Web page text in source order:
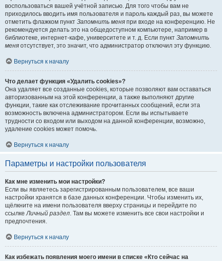
воспользоваться вашей учётной записью. Для того чтобы вам не
приходилось вводить имя пользователя и пароль каждый раз, вы можете
отметить флажком пункт Запомнить меня при входе на конференцию. Не
рекомендуется делать это на общедоступном компьютере, например в
библиотеке, интернет-кафе, университете и т. д. Если пункт Запомнить
меня отсутствует, это значит, что администратор отключил эту функцию.
Вернуться к началу
Что делает функция «Удалить cookies»?
Она удаляет все созданные cookies, которые позволяют вам оставаться
авторизованным на этой конференции, а также выполняют другие
функции, такие как отслеживание прочитанных сообщений, если эта
возможность включена администратором. Если вы испытываете
трудности со входом или выходом на данной конференции, возможно,
удаление cookies может помочь.
Вернуться к началу
Параметры и настройки пользователя
Как мне изменить мои настройки?
Если вы являетесь зарегистрированным пользователем, все ваши
настройки хранятся в базе данных конференции. Чтобы изменить их,
щёлкните на имени пользователя вверху страницы и перейдите по
ссылкеЛичный раздел. Там вы можете изменить все свои настройки и
предпочтения.
Вернуться к началу
Как избежать появления моего имени в списке «Кто сейчас на